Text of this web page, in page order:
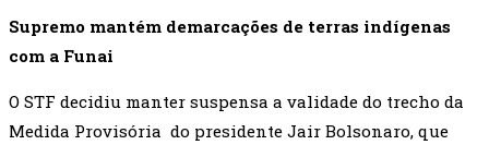
Supremo mantém demarcações de terras indígenas
com a Funai
O STF decidiu manter suspensa a validade do trecho da
Medida Provisória do presidente Jair Bolsonaro, que